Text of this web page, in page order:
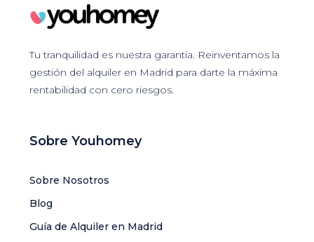
Tu tranquilidad es nuestra garantía. Reinventamos la
gestión del alquiler en Madrid para darte la máxima
rentabilidad con cero riesgos.
Sobre Youhomey
Sobre Nosotros
Blog
Guía de Alquiler en Madrid